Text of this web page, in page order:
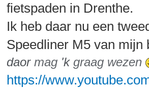
fietspaden in Drenthe.
Ik heb daar nu een
Speedliner M5 van mijn
daormag 'kgraag wezen
https://